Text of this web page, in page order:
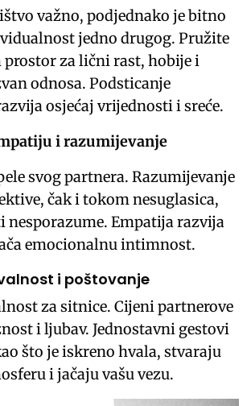
važno, podjednako je bitno
jedno drugog. Pružite
za lični rast, hobije i
odnosa. Podsticanje
osjećaj vrijednosti i sreće.
i razumijevanje
svog partnera. Razumijevanje
čak i tokom nesuglasica,
nesporazume. Empatija razvija
emocionalnu intimnost.
i poštovanje
za sitnice. Cijeni partnerove
i ljubav. Jednostavni gestovi
što je iskreno hvala, stvaraju
i jačaju vašu vezu.